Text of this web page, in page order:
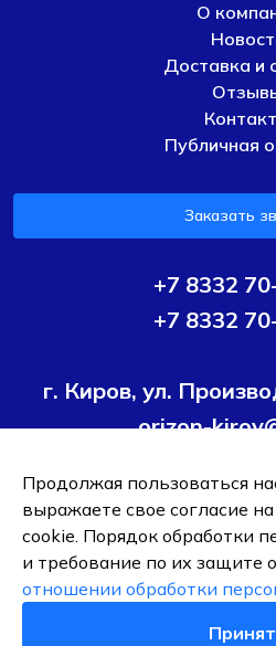
О
Доставка и
Публичная
Заказать
+7 8332
+7 8332
г. Киров, ул.
orizon-
Условия политики
обработку
ОБЩЕСТВО С ОГРАНИЧЕННОЙ
"ОРИЗОН-
ИНН
Продолжая пользоваться
выражаете свое согласие
cookie. Порядок обработки
и требование по их защите
отношении обработки